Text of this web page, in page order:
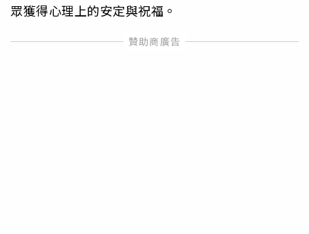
眾獲得心理上的安定與祝福。